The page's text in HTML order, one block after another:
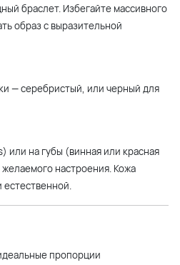
браслет. Избегайте массивного
образ с выразительной
— серебристый, или черный для
или на губы (винная или красная
настроения. Кожа
естественной.
пропорции